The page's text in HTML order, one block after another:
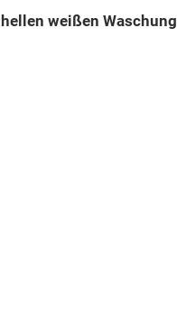
hellen weißen Waschung